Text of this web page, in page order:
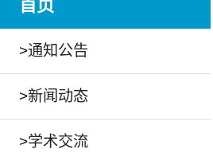
首页
>通知公告
>新闻动态
>学术交流